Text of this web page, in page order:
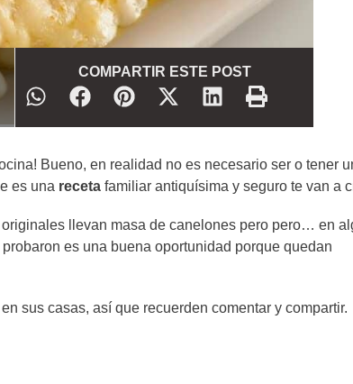
COMPARTIR ESTE POST
Bueno, en realidad no es necesario ser o tener
es una receta familiar antiquísima y seguro te van a
originales llevan masa de canelones pero pero… en
es una buena oportunidad porque quedan
sus casas, así que recuerden comentar y compartir.